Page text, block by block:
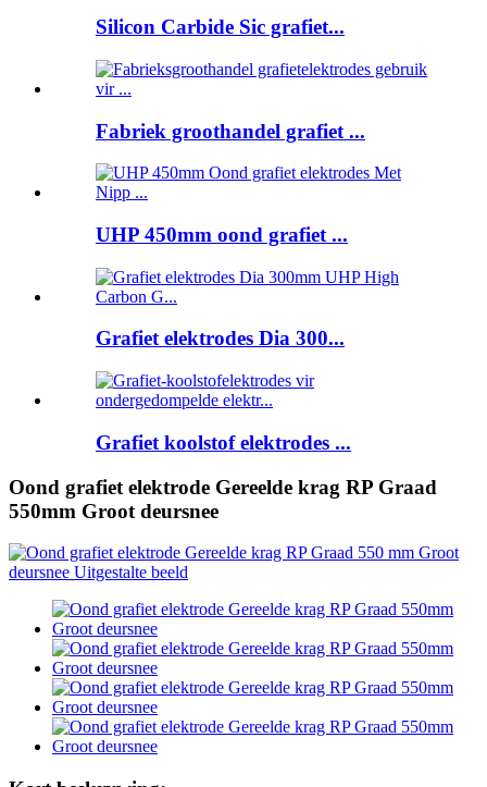
Silicon Carbide Sic grafiet...
Fabriek groothandel grafiet ...
UHP 450mm oond grafiet ...
Grafiet elektrodes Dia 300...
Grafiet koolstof elektrodes ...
Oond grafiet elektrode Gereelde krag RP Graad
550mm Groot deursnee